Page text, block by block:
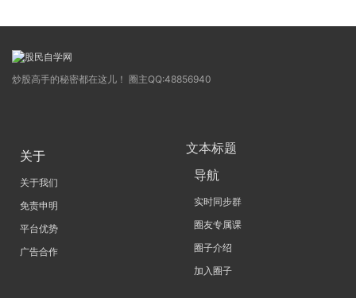
炒股高手的秘密都在这儿！ 圈主QQ:48856940
关于
关于我们
免责申明
平台优势
广告合作
文本标题
导航
实时同步群
圈友专属课
圈子介绍
加入圈子